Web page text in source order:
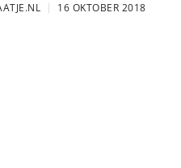
16 OKTOBER 2018